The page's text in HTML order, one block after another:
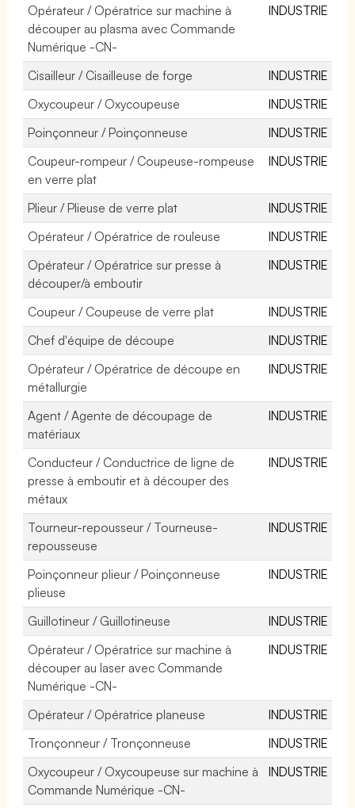
Opérateur / Opératrice sur machine à
découper au plasma avec Commande
Numérique -CN-
INDUSTRIE
Cisailleur / Cisailleuse de forge
INDUSTRIE
Oxycoupeur / Oxycoupeuse
INDUSTRIE
Poinçonneur / Poinçonneuse
INDUSTRIE
Coupeur-rompeur / Coupeuse-rompeuse
en verre plat
INDUSTRIE
Plieur / Plieuse de verre plat
INDUSTRIE
Opérateur / Opératrice de rouleuse
INDUSTRIE
Opérateur / Opératrice sur presse à
découper/à emboutir
INDUSTRIE
Coupeur / Coupeuse de verre plat
INDUSTRIE
Chef d'équipe de découpe
INDUSTRIE
Opérateur / Opératrice de découpe en
métallurgie
INDUSTRIE
Agent / Agente de découpage de
matériaux
INDUSTRIE
Conducteur / Conductrice de ligne de
presse à emboutir et à découper des
métaux
INDUSTRIE
Tourneur-repousseur / Tourneuse-
repousseuse
INDUSTRIE
Poinçonneur plieur / Poinçonneuse
plieuse
INDUSTRIE
Guillotineur / Guillotineuse
INDUSTRIE
Opérateur / Opératrice sur machine à
découper au laser avec Commande
Numérique -CN-
INDUSTRIE
Opérateur / Opératrice planeuse
INDUSTRIE
Tronçonneur / Tronçonneuse
INDUSTRIE
Oxycoupeur / Oxycoupeuse sur machine à
Commande Numérique -CN-
INDUSTRIE